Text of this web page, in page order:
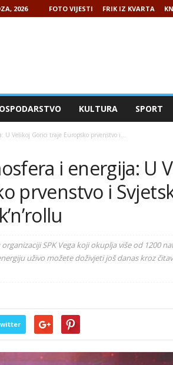
2026 FOTO VIJESTI FRIK IZ KVARTA
KULTURA SPORT
U Velikoj Gorici traje Europsko prvenstvo i...
i energija: U
prvenstvo i
SPK Vega koji okuplja više od 1200
uživo možete doživjeti još danas kroz